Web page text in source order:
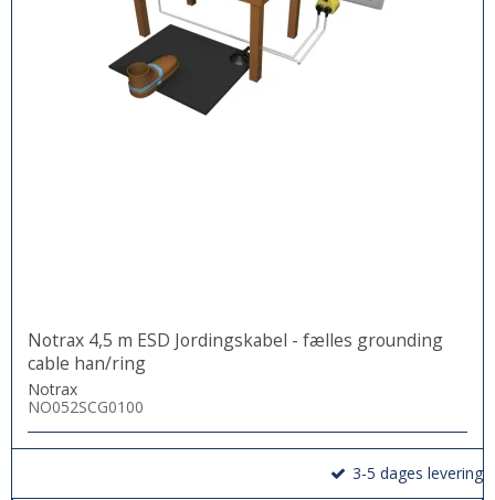
Notrax 4,5 m ESD Jordingskabel - fælles grounding
cable han/ring
Notrax
NO052SCG0100
3-5 dages levering